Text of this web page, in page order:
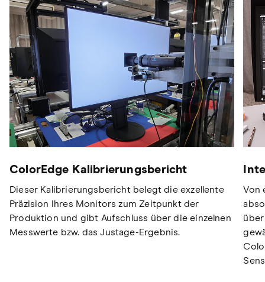
ColorEdge Kalibrierungsbericht
Dieser Kalibrierungsbericht belegt die exzellente
Präzision Ihres Monitors zum Zeitpunkt der
Produktion und gibt Aufschluss über die einzelnen
Messwerte bzw. das Justage-Ergebnis.
Von